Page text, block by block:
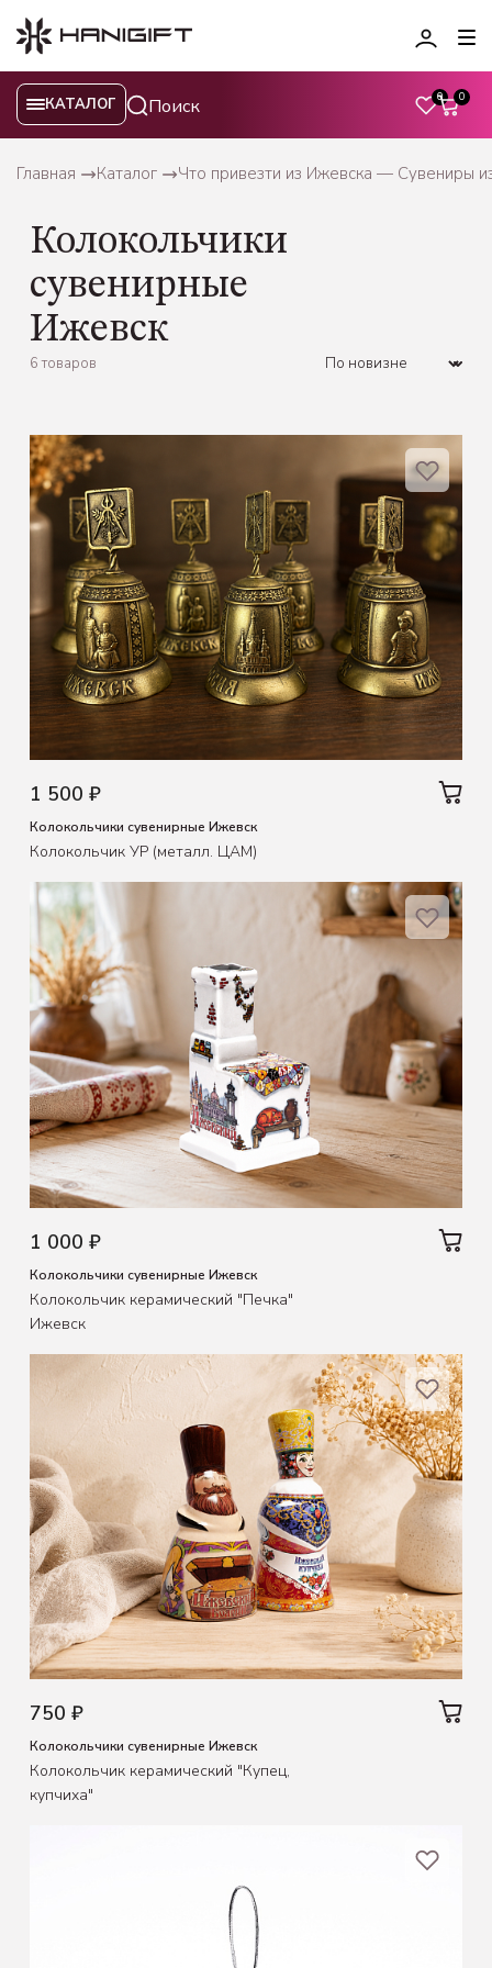
КАТАЛОГ 0 0
Главная Каталог Что привезти из Ижевска — Сувениры
Колокольчики
сувенирные
Ижевск
6 товаров
1 500 ₽
Колокольчики сувенирные Ижевск
Колокольчик УР (металл. ЦАМ)
1 000 ₽
Колокольчики сувенирные Ижевск
Колокольчик керамический "Печка"
Ижевск
750 ₽
Колокольчики сувенирные Ижевск
Колокольчик керамический "Купец,
купчиха"